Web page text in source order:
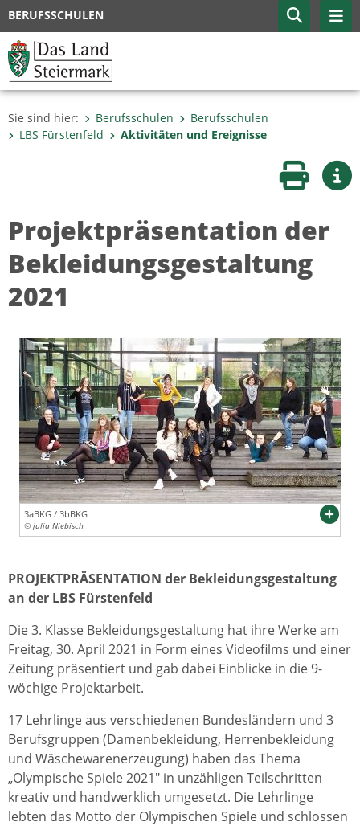
BERUFSSCHULEN
Sie sind hier: Berufsschulen
Berufsschulen
LBS Fürstenfeld
Aktivitäten und Ereignisse
Seite
Projektpräsentation der
Bekleidungsgestaltung
2021
3aBKG / 3bBKG
© julia Niebisch
PROJEKTPRÄSENTATION der Bekleidungsgestaltung
an der LBS Fürstenfeld
Die 3. Klasse Bekleidungsgestaltung hat ihre Werke am
Freitag, 30. April 2021 in Form eines Videofilms und einer
Zeitung präsentiert und gab dabei Einblicke in die 9-
wöchige Projektarbeit.
17 Lehrlinge aus verschiedenen Bundesländern und 3
Berufsgruppen (Damenbekleidung, Herrenbekleidung
und Wäschewarenerzeugung) haben das Thema
„Olympische Spiele 2021" in unzähligen Teilschritten
kreativ und handwerklich umgesetzt. Die Lehrlinge
lebten das Motto der Olympischen Spiele und schlossen